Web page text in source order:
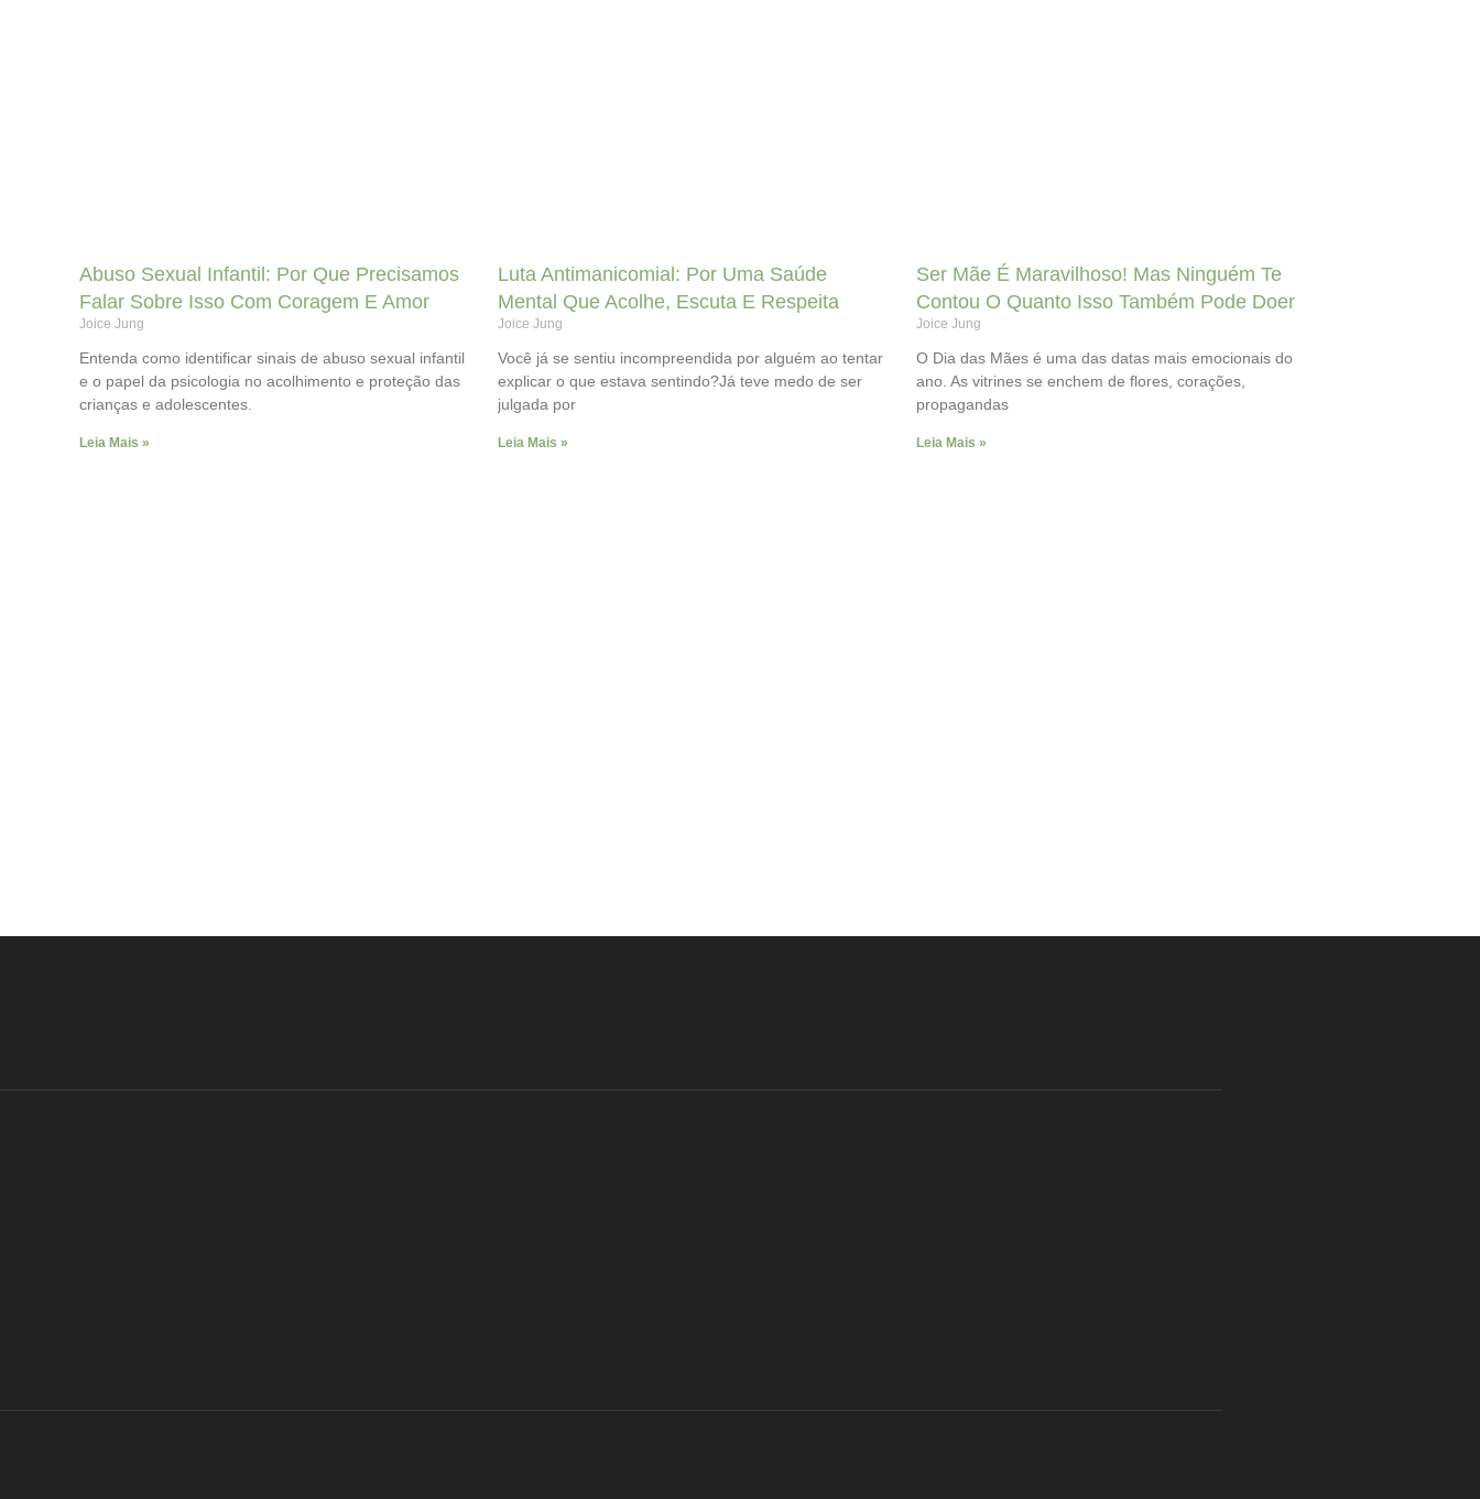
Abuso Sexual Infantil: Por Que Precisamos
Falar Sobre Isso Com Coragem E Amor
Joice Jung
Entenda como identificar sinais de abuso sexual infantil
e o papel da psicologia no acolhimento e proteção das
crianças e adolescentes.
Leia Mais »
Luta Antimanicomial: Por Uma Saúde
Mental Que Acolhe, Escuta E Respeita
Joice Jung
Você já se sentiu incompreendida por alguém ao tentar
explicar o que estava sentindo?Já teve medo de ser
julgada por
Leia Mais »
Ser Mãe É Maravilhoso! Mas Ninguém Te
Contou O Quanto Isso Também Pode Doer
Joice Jung
O Dia das Mães é uma das datas mais emocionais do
ano. As vitrines se enchem de flores, corações,
propagandas
Leia Mais »